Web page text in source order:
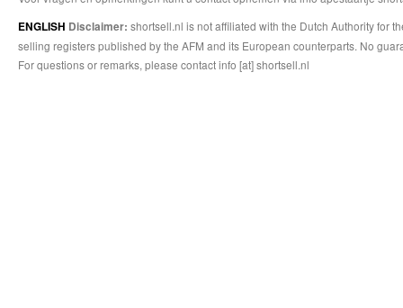
ENGLISH Disclaimer: shortsell.nl is not affiliated with the Dutch Authority for
selling registers published by the AFM and its European counterparts. No
For questions or remarks, please contact info [at] shortsell.nl